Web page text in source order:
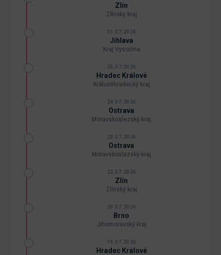
Zlín
Zlínský kraj
31.07.2026
Jihlava
Kraj Vysočina
25.07.2026
Hradec Králové
Královéhradecký kraj
24.07.2026
Ostrava
Moravskoslezský kraj
23.07.2026
Ostrava
Moravskoslezský kraj
22.07.2026
Zlín
Zlínský kraj
20.07.2026
Brno
Jihomoravský kraj
19.07.2026
Hradec Králové